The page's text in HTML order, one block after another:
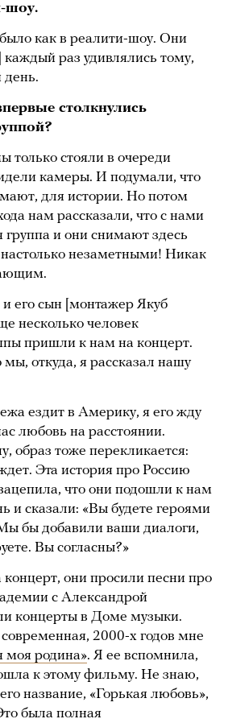
шоу.
как в реалити-шоу. Они
раз удивлялись тому,
столкнулись
только стояли в очереди
камеры. И подумали, что
для истории. Но потом
нам рассказали, что с нами
и они снимают здесь
незаметными! Никак
его сын [монтажер Якуб
несколько человек
пришли к нам на концерт.
откуда, я рассказал нашу
ездит в Америку, я его жду
любовь на расстоянии.
образ тоже перекликается:
Эта история про Россию
что они подошли к нам
и сказали: «Вы будете героями
бы добавили ваши диалоги,
Вы согласны?»
концерт, они просили песни про
с Александрой
концерты в Доме музыки.
2000-х годов мне
моя родина». Я ее вспомнила,
к этому фильму. Не знаю,
название, «Горькая любовь»,
была полная